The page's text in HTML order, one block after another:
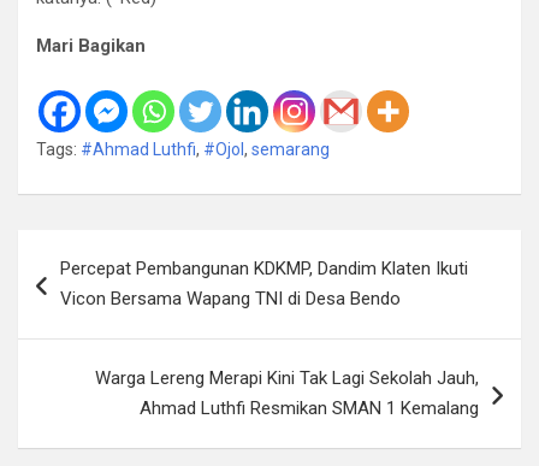
Mari Bagikan
Tags: #Ahmad Luthfi, #Ojol , semarang
posPercepat Pembangunan KDKMP, Dandim Klaten Ikuti
Vicon Bersama Wapang TNI di Desa Bendo
Warga Lereng Merapi Kini Tak Lagi Sekolah Jauh,
Ahmad Luthfi Resmikan SMAN 1 Kemalang